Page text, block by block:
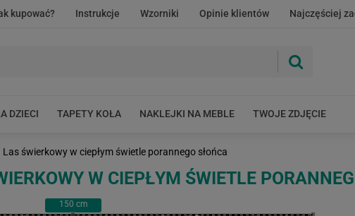
kupować? Instrukcje Wzorniki Opinie klientów Najczęściej
DZIECI TAPETY KOŁA NAKLEJKI NA MEBLE TWOJE ZDJĘCIE
Las świerkowy w ciepłym świetle porannego słońca
W CIEPŁYM ŚWIETLE
150 cm